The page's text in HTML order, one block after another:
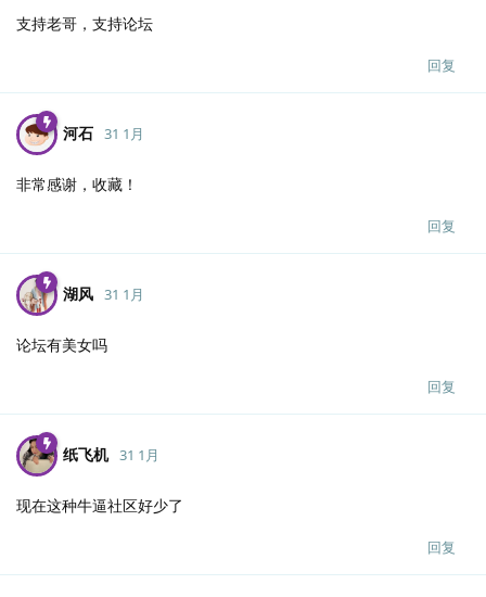
支持老哥，支持论坛
回复
河石 31 1月
非常感谢，收藏！
回复
湖风 31 1月
论坛有美女吗
回复
纸飞机 31 1月
现在这种牛逼社区好少了
回复